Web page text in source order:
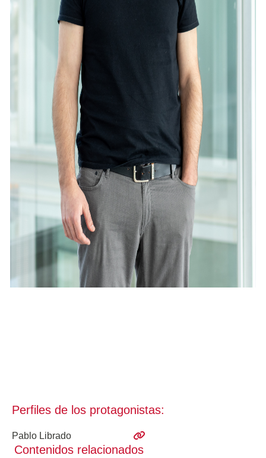
Perfiles de los protagonistas:
Pablo Librado
Contenidos relacionados